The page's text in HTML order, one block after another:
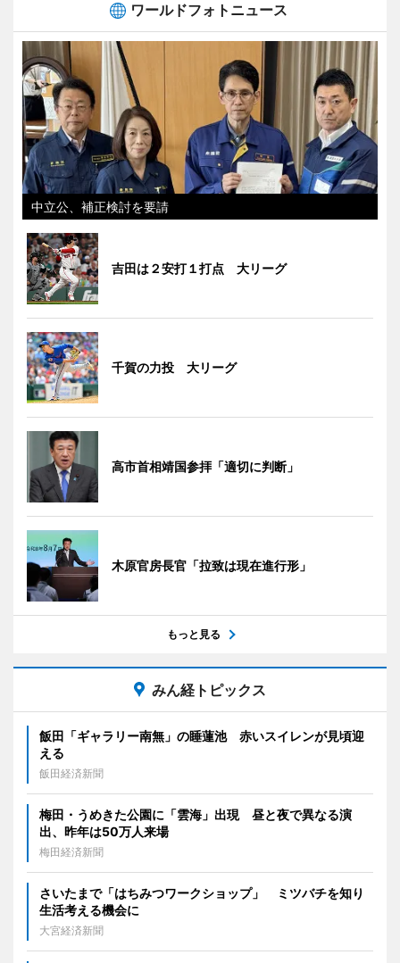
ワールドフォトニュース
中立公、補正検討を要請
吉田は２安打１打点 大リーグ
千賀の力投 大リーグ
高市首相靖国参拝「適切に判断」
木原官房長官「拉致は現在進行形」
もっと見る
みん経トピックス
飯田「ギャラリー南無」の睡蓮池 赤いスイレンが見頃迎
える
飯田経済新聞
梅田・うめきた公園に「雲海」出現 昼と夜で異なる演
出、昨年は50万人来場
梅田経済新聞
さいたまで「はちみつワークショップ」 ミツバチを知り
生活考える機会に
大宮経済新聞